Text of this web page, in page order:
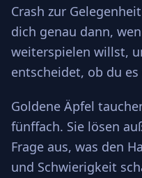
Crash zur
dich genau dann,
weiterspielen willst,
entscheidet, ob du
Goldene Äpfel
fünffach. Sie lösen
Frage aus, was den
und Schwierigkeit